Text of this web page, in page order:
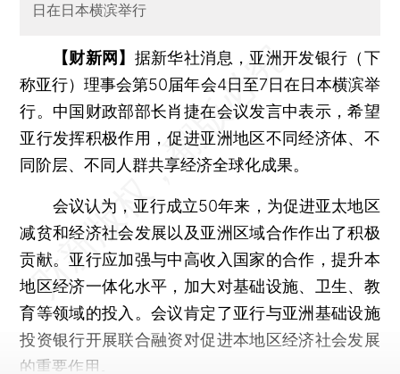
日在日本横滨举行
【财新网】 据新华社消息，亚洲开发银行（下
称亚行）理事会第50届年会4日至7日在日本横滨举
行。中国财政部部长肖捷在会议发言中表示，希望
亚行发挥积极作用，促进亚洲地区不同经济体、不
同阶层、不同人群共享经济全球化成果。
会议认为，亚行成立50年来，为促进亚太地区
减贫和经济社会发展以及亚洲区域合作作出了积极
贡献。亚行应加强与中高收入国家的合作，提升本
地区经济一体化水平，加大对基础设施、卫生、教
育等领域的投入。会议肯定了亚行与亚洲基础设施
投资银行开展联合融资对促进本地区经济社会发展
的重要作用。